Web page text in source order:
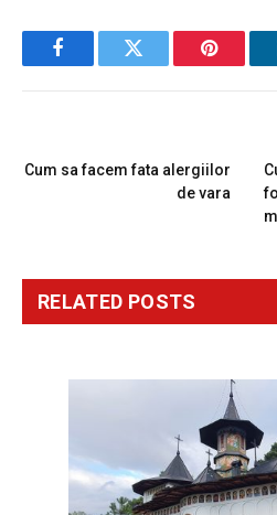
FacebookTwitter Pinterest
Cum sa facem fata alergiilor
de vara
RELATED POSTS